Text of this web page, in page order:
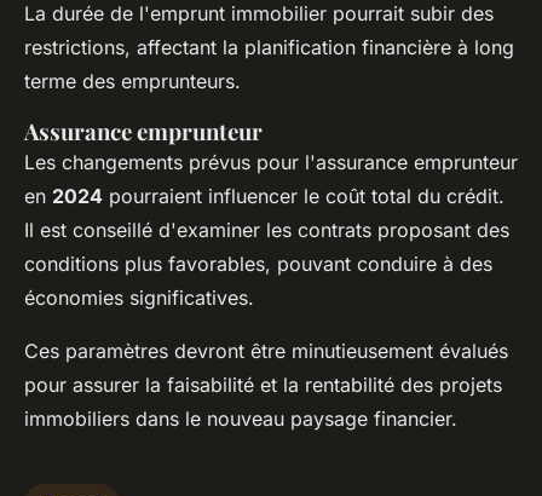
La durée de l'emprunt immobilier pourrait subir des
restrictions, affectant la planification financière à long
terme des emprunteurs.
Assurance emprunteur
Les changements prévus pour l'assurance emprunteur
en 2024 pourraient influencer le coût total du crédit.
Il est conseillé d'examiner les contrats proposant des
conditions plus favorables, pouvant conduire à des
économies significatives.
Ces paramètres devront être minutieusement évalués
pour assurer la faisabilité et la rentabilité des projets
immobiliers dans le nouveau paysage financier.